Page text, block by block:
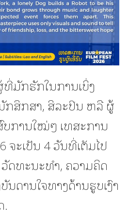
ມັກຮັກໃນການເບິ່ງ
ກສຶກສາ, ສິລະປິນ ຫລື ຜູ້
ການໃໝ່ໆ ເທສະການ
ຈະເປັນ 4 ວັນທີ່ເຕັມໄປ
ດທະນະທຳ, ຄວາມຄິດ
ນດານໃຈທາງດ້ານຮູບເງົາ